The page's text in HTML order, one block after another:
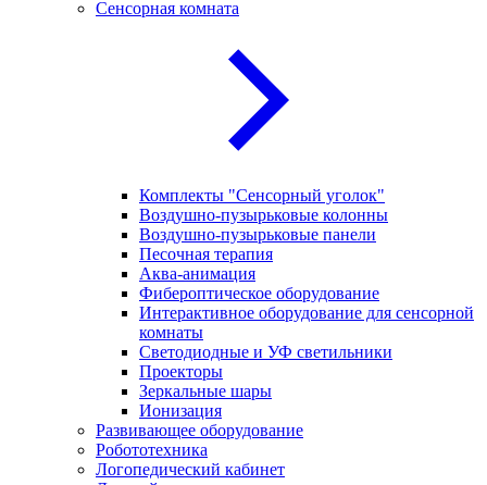
Сенсорная комната
Комплекты "Сенсорный уголок"
Воздушно-пузырьковые колонны
Воздушно-пузырьковые панели
Песочная терапия
Аква-анимация
Фибероптическое оборудование
Интерактивное оборудование для сенсорной
комнаты
Светодиодные и УФ светильники
Проекторы
Зеркальные шары
Ионизация
Развивающее оборудование
Робототехника
Логопедический кабинет